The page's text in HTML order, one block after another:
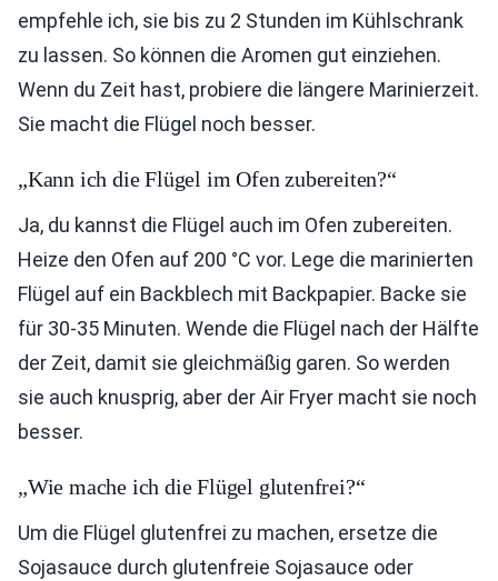
empfehle ich, sie bis zu 2 Stunden im Kühlschrank
zu lassen. So können die Aromen gut einziehen.
Wenn du Zeit hast, probiere die längere Marinierzeit.
Sie macht die Flügel noch besser.
„Kann ich die Flügel im Ofen zubereiten?“
Ja, du kannst die Flügel auch im Ofen zubereiten.
Heize den Ofen auf 200 °C vor. Lege die marinierten
Flügel auf ein Backblech mit Backpapier. Backe sie
für 30-35 Minuten. Wende die Flügel nach der Hälfte
der Zeit, damit sie gleichmäßig garen. So werden
sie auch knusprig, aber der Air Fryer macht sie noch
besser.
„Wie mache ich die Flügel glutenfrei?“
Um die Flügel glutenfrei zu machen, ersetze die
Sojasauce durch glutenfreie Sojasauce oder